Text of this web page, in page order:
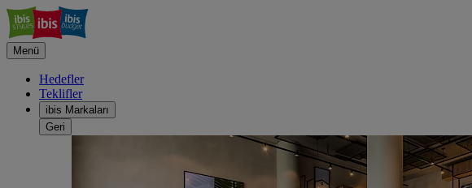
Menü
Hedefler
Teklifler
ibis Markaları
Geri